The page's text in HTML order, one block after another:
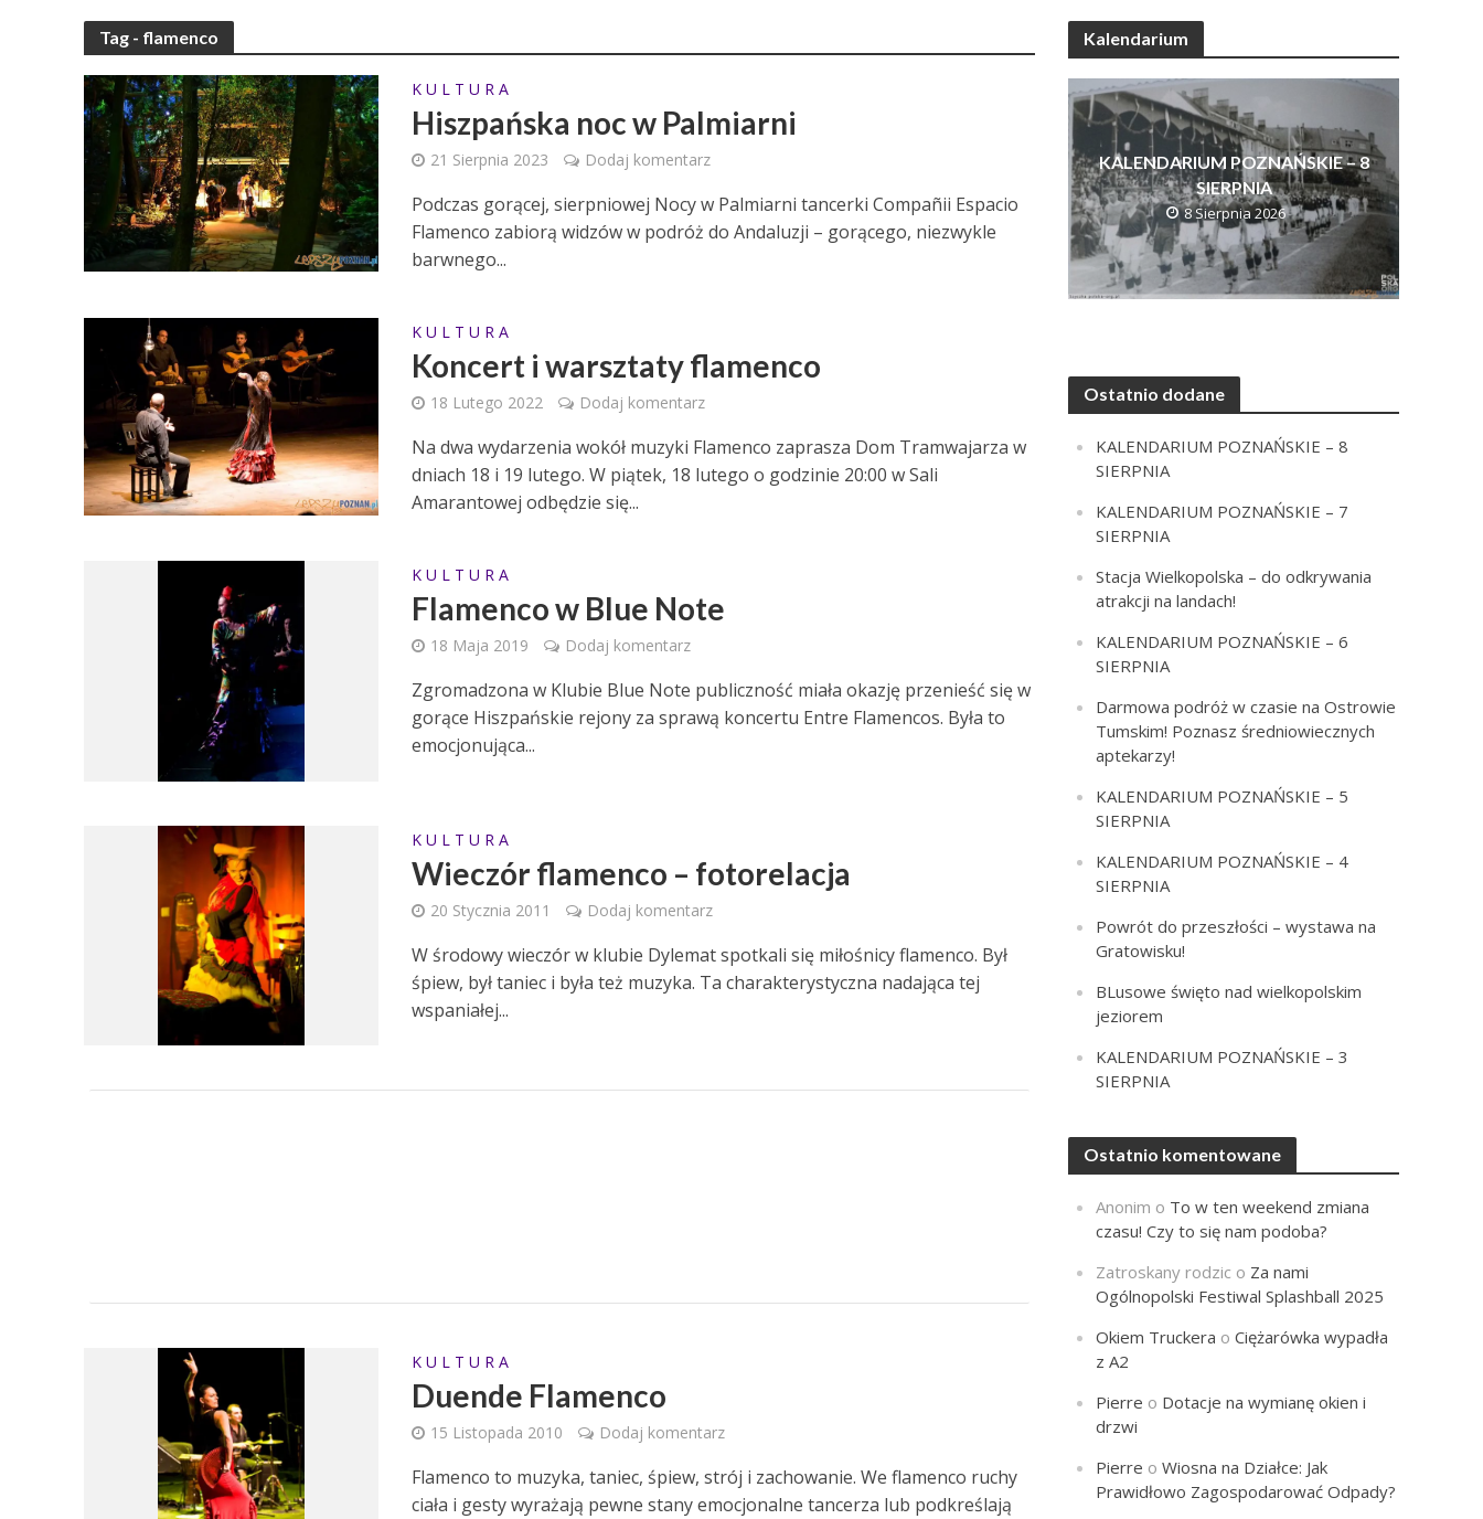
Tag - flamenco
K U L T U R A
Hiszpańska noc w Palmiarni
21 Sierpnia 2023 Dodaj komentarz
Podczas gorącej, sierpniowej Nocy w Palmiarni tancerki Compañii Espacio
Flamenco zabiorą widzów w podróż do Andaluzji – gorącego, niezwykle
barwnego...
K U L T U R A
Koncert i warsztaty flamenco
18 Lutego 2022 Dodaj komentarz
Na dwa wydarzenia wokół muzyki Flamenco zaprasza Dom Tramwajarza w
dniach 18 i 19 lutego. W piątek, 18 lutego o godzinie 20:00 w Sali
Amarantowej odbędzie się...
K U L T U R A
Flamenco w Blue Note
18 Maja 2019 Dodaj komentarz
Zgromadzona w Klubie Blue Note publiczność miała okazję przenieść się w
gorące Hiszpańskie rejony za sprawą koncertu Entre Flamencos. Była to
emocjonująca...
K U L T U R A
Wieczór flamenco – fotorelacja
20 Stycznia 2011 Dodaj komentarz
W środowy wieczór w klubie Dylemat spotkali się miłośnicy flamenco. Był
śpiew, był taniec i była też muzyka. Ta charakterystyczna nadająca tej
wspaniałej...
K U L T U R A
Duende Flamenco
15 Listopada 2010 Dodaj komentarz
Flamenco to muzyka, taniec, śpiew, strój i zachowanie. We flamenco ruchy
ciała i gesty wyrażają pewne stany emocjonalne tancerza lub podkreślają
Kalendarium
KALENDARIUM POZNAŃSKIE – 8
SIERPNIA
8 Sierpnia 2026
Ostatnio dodane
KALENDARIUM POZNAŃSKIE – 8
SIERPNIA
KALENDARIUM POZNAŃSKIE – 7
SIERPNIA
Stacja Wielkopolska – do odkrywania
atrakcji na landach!
KALENDARIUM POZNAŃSKIE – 6
SIERPNIA
Darmowa podróż w czasie na Ostrowie
Tumskim! Poznasz średniowiecznych
aptekarzy!
KALENDARIUM POZNAŃSKIE – 5
SIERPNIA
KALENDARIUM POZNAŃSKIE – 4
SIERPNIA
Powrót do przeszłości – wystawa na
Gratowisku!
BLusowe święto nad wielkopolskim
jeziorem
KALENDARIUM POZNAŃSKIE – 3
SIERPNIA
Ostatnio komentowane
Anonim o To w ten weekend zmiana
czasu! Czy to się nam podoba?
Zatroskany rodzic o Za nami
Ogólnopolski Festiwal Splashball 2025
Okiem Truckera oCiężarówka wypadła
z A2
Pierre o Dotacje na wymianę okien i
drzwi
Pierre oWiosna na Działce: Jak
Prawidłowo Zagospodarować Odpady?